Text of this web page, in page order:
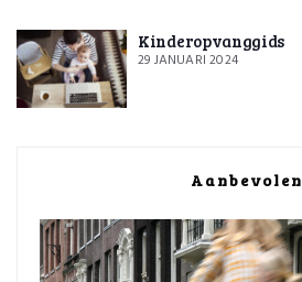
Kinderopvanggids
29 JANUARI 2024
Aanbevolen